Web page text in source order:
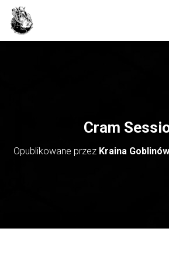
Cram
Opublikowane przez Kraina Goblinów